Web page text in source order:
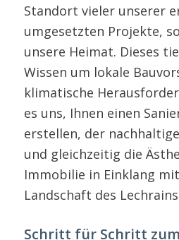
Standort vieler unserer
umgesetzten Projekte,
unsere Heimat. Dieses
Wissen um lokale
klimatische
es uns, Ihnen einen
erstellen, der
und gleichzeitig die
Immobilie in Einklang
Landschaft des
Schritt für Schritt